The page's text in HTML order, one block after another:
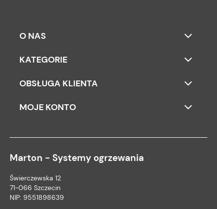
O NAS
KATEGORIE
OBSŁUGA KLIENTA
MOJE KONTO
Marton - Systemy ogrzewania
Świerczewska 12
71-066 Szczecin
NIP: 9551898639